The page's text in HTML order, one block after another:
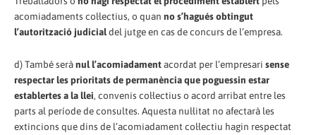
acomiadaments col·lectius, o quan no s’hagués obtingut
l’autorització judicialdel jutge en cas de concurs de l’empresa.
d) També serànul l’acomiadamentacordat per l’empresari sense
respectar les prioritats de permanència que poguessin estar
establertes a la llei, convenis col·lectius o acord arribat entre les
parts al període de consultes. Aquesta nul·litat no afectarà les
extincions que dins de l’acomiadament col·lectiu hagin respectat